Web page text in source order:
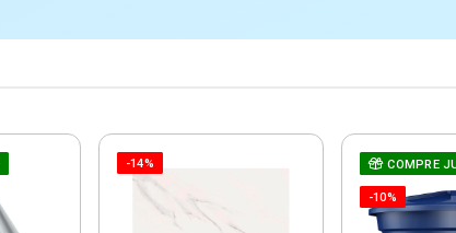
-14% COMPRE
-10%